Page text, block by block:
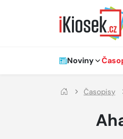
Hlavní navigace
Noviny
Časopisy